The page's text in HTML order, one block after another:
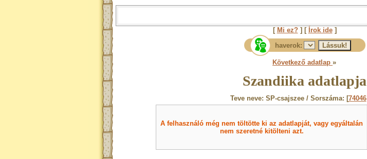
[ Mi ez?] [ Írok ide]
haverok:
Következő adatlap »
Szandiika adatlapja
Teve neve: SP-csajszee / Sorszáma: [74046
A felhasználó még nem töltötte ki az adatlapját, vagy egyáltalán
nem szeretné kitölteni azt.